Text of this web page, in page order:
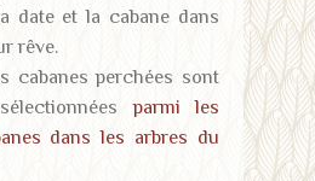
date et la cabane dans
rêve.
cabanes perchées sont
parmi les
dans les arbres du